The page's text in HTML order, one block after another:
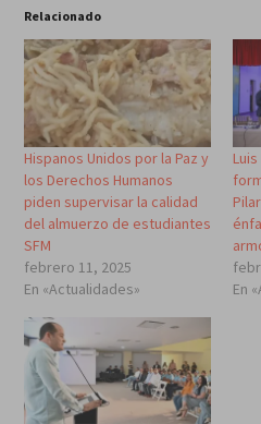
Relacionado
Hispanos Unidos por la Paz y
los Derechos Humanos
piden supervisar la calidad
del almuerzo de estudiantes
SFM
febrero 11, 2025
En «Actualidades»
En